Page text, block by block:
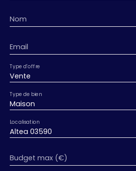
Nom
Email
Vente
Type d'offre
Maison
Type de bien
Altea 03590
Localisation
Budget max (€)